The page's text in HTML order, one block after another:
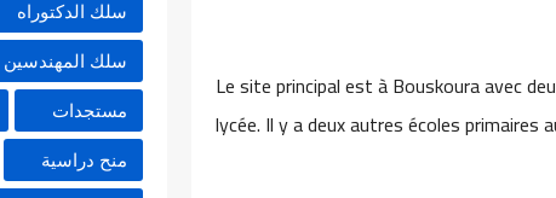
Le site principal est à Bouskoura avec
lycée. Il y a deux autres écoles primaires
سلك الدكتوراه
سلك المهندسين
مستجدات
منح دراسية